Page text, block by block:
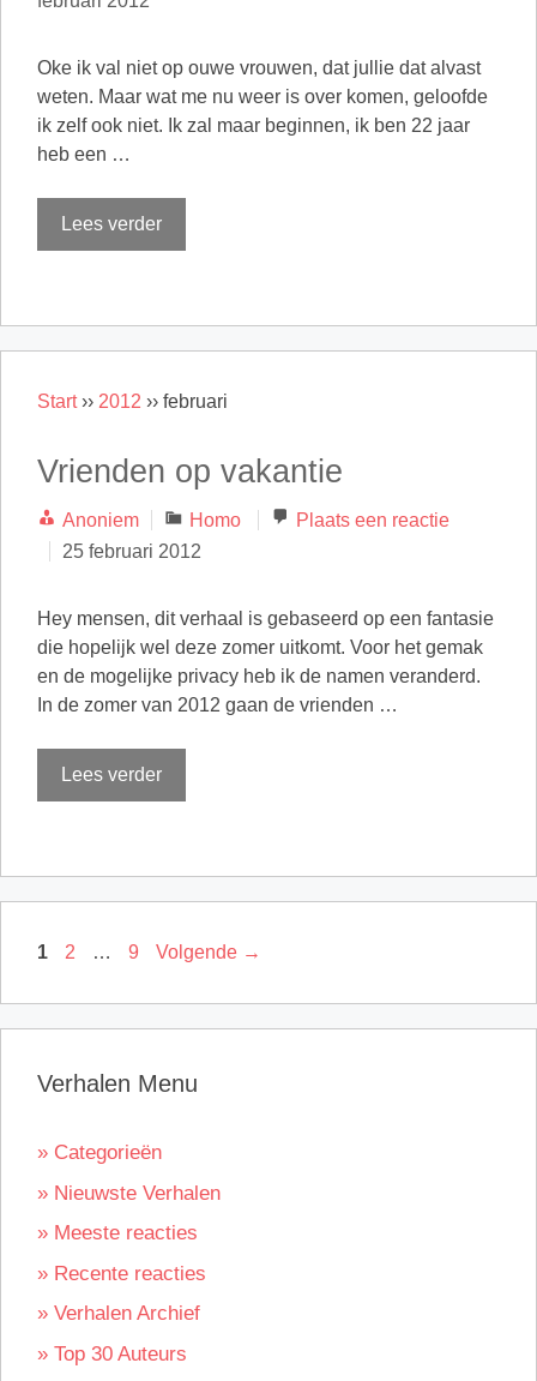
Oke ik val niet op ouwe vrouwen, dat jullie dat alvast
weten. Maar wat me nu weer is over komen, geloofde
ik zelf ook niet. Ik zal maar beginnen, ik ben 22 jaar
heb een …
Lees verder
Start›› 2012 ›› februari
Vrienden op vakantie
Anoniem Categorieën
Homo
Plaats een reactie
25 februari 2012
Hey mensen, dit verhaal is gebaseerd op een fantasie
die hopelijk wel deze zomer uitkomt. Voor het gemak
en de mogelijke privacy heb ik de namen veranderd.
In de zomer van 2012 gaan de vrienden …
Lees verder
Pagina
1 Pagina
2 … Pagina
9 Volgende →
Verhalen Menu
» Categorieën
» Nieuwste Verhalen
» Meeste reacties
» Recente reacties
» Verhalen Archief
» Top 30 Auteurs